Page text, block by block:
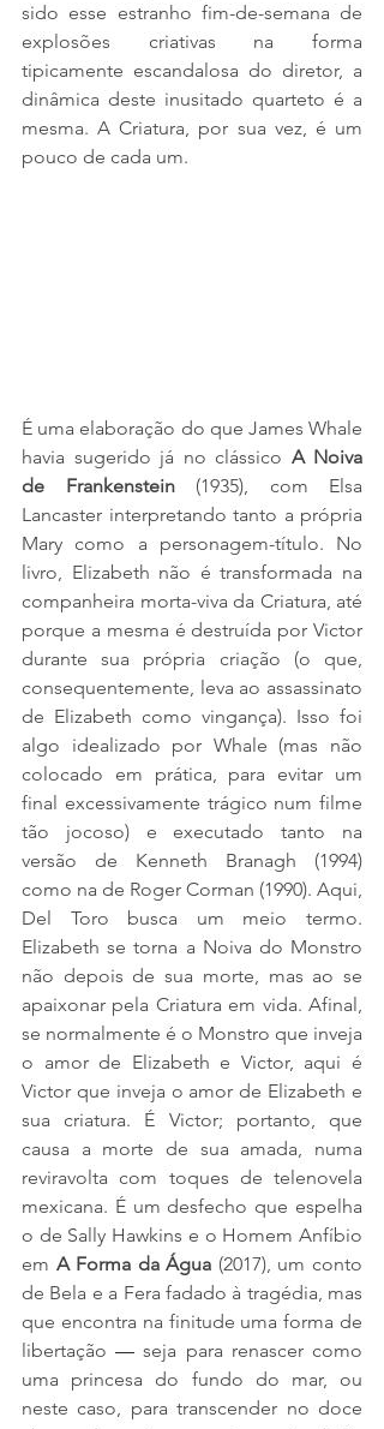
sido esse estranho fim-de-semana de
explosões criativas na forma
tipicamente escandalosa do diretor, a
dinâmica deste inusitado quarteto é a
mesma. A Criatura, por sua vez, é um
pouco de cada um.
É uma elaboração do que James Whale
havia sugerido já no clássico A Noiva
de Frankenstein (1935), com Elsa
Lancaster interpretando tanto a própria
Mary como a personagem-título. No
livro, Elizabeth não é transformada na
companheira morta-viva da Criatura, até
porque a mesma é destruída por Victor
durante sua própria criação (o que,
consequentemente, leva ao assassinato
de Elizabeth como vingança). Isso foi
algo idealizado por Whale (mas não
colocado em prática, para evitar um
final excessivamente trágico num filme
tão jocoso) e executado tanto na
versão de Kenneth Branagh (1994)
como na de Roger Corman (1990). Aqui,
Del Toro busca um meio termo.
Elizabeth se torna a Noiva do Monstro
não depois de sua morte, mas ao se
apaixonar pela Criatura em vida. Afinal,
se normalmente é o Monstro que inveja
o amor de Elizabeth e Victor, aqui é
Victor que inveja o amor de Elizabeth e
sua criatura. É Victor; portanto, que
causa a morte de sua amada, numa
reviravolta com toques de telenovela
mexicana. É um desfecho que espelha
o de Sally Hawkins e o Homem Anfíbio
em A Forma da Água (2017), um conto
de Bela e a Fera fadado à tragédia, mas
que encontra na finitude uma forma de
libertação — seja para renascer como
uma princesa do fundo do mar, ou
neste caso, para transcender no doce